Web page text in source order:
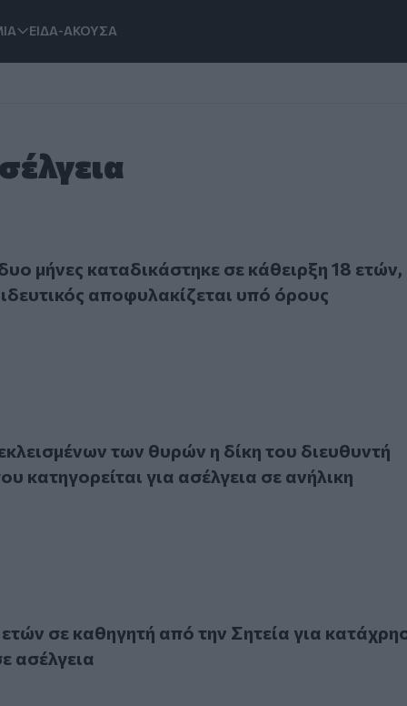
ΕΙΔΑ-ΑΚΟΥΣΑ
καταδικάστηκε σε κάθειρξη 18 ετών, τώρα ο
μήνες καταδικάστηκε σε κάθειρξη 18 ετών,
αποφυλακίζεται υπό όρους
των θυρών η δίκη του διευθυντή Γυμνασίου που
των θυρών η δίκη του διευθυντή
κατηγορείται για ασέλγεια σε ανήλικη
σε καθηγητή από την Σητεία για κατάχρηση μαθητριών σε
σε καθηγητή από την Σητεία για
ασέλγεια